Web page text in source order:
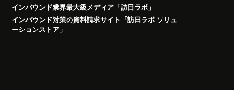
インバウンド業界最大級メディア「訪日ラボ」
インバウンド対策の資料請求サイト「訪日ラボ ソリュ
ーションストア」